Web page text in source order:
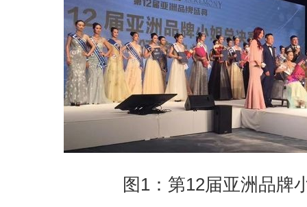
图1：第12届亚洲品牌